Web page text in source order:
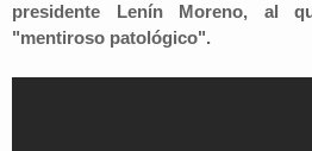
presidente Lenín Moreno, al
"mentiroso patológico".
Nacional